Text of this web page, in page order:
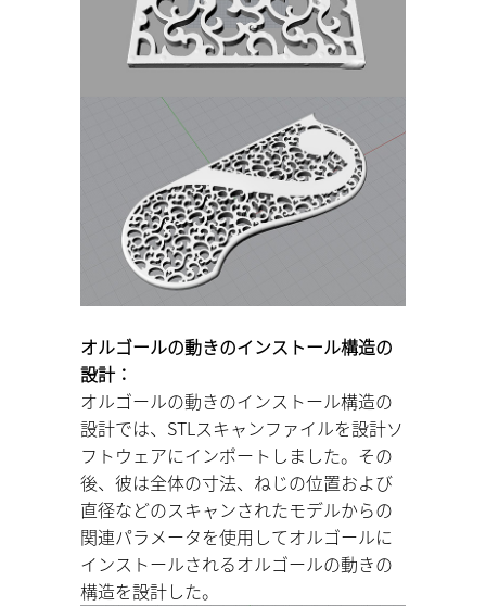
オルゴールの動きのインストール構造の
設計：
オルゴールの動きのインストール構造の
設計では、STLスキャンファイルを設計ソ
フトウェアにインポートしました。その
後、彼は全体の寸法、ねじの位置および
直径などのスキャンされたモデルからの
関連パラメータを使用してオルゴールに
インストールされるオルゴールの動きの
構造を設計した。